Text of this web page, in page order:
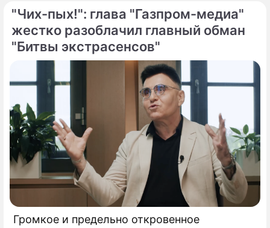
"Чих-пых!": глава "Газпром-медиа"
жестко разоблачил главный обман
"Битвы экстрасенсов"
Громкое и предельно откровенное